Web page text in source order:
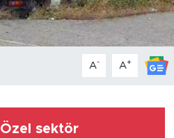
A- A+
Özel sektör